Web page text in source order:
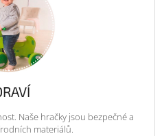
Naše hračky jsou bezpečné a
materiálů.